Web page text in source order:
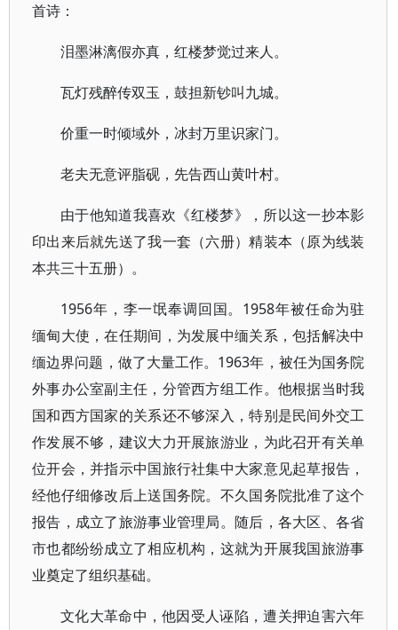
首诗：
泪墨淋漓假亦真，红楼梦觉过来人。
瓦灯残醉传双玉，鼓担新钞叫九城。
价重一时倾域外，冰封万里识家门。
老夫无意评脂砚，先告西山黄叶村。
由于他知道我喜欢《红楼梦》，所以这一抄本影
印出来后就先送了我一套（六册）精装本（原为线装
本共三十五册）。
1956年，李一氓奉调回国。1958年被任命为驻
缅甸大使，在任期间，为发展中缅关系，包括解决中
缅边界问题，做了大量工作。1963年，被任为国务院
外事办公室副主任，分管西方组工作。他根据当时我
国和西方国家的关系还不够深入，特别是民间外交工
作发展不够，建议大力开展旅游业，为此召开有关单
位开会，并指示中国旅行社集中大家意见起草报告，
经他仔细修改后上送国务院。不久国务院批准了这个
报告，成立了旅游事业管理局。随后，各大区、各省
市也都纷纷成立了相应机构，这就为开展我国旅游事
业奠定了组织基础。
文化大革命中，他因受人诬陷，遭关押迫害六年